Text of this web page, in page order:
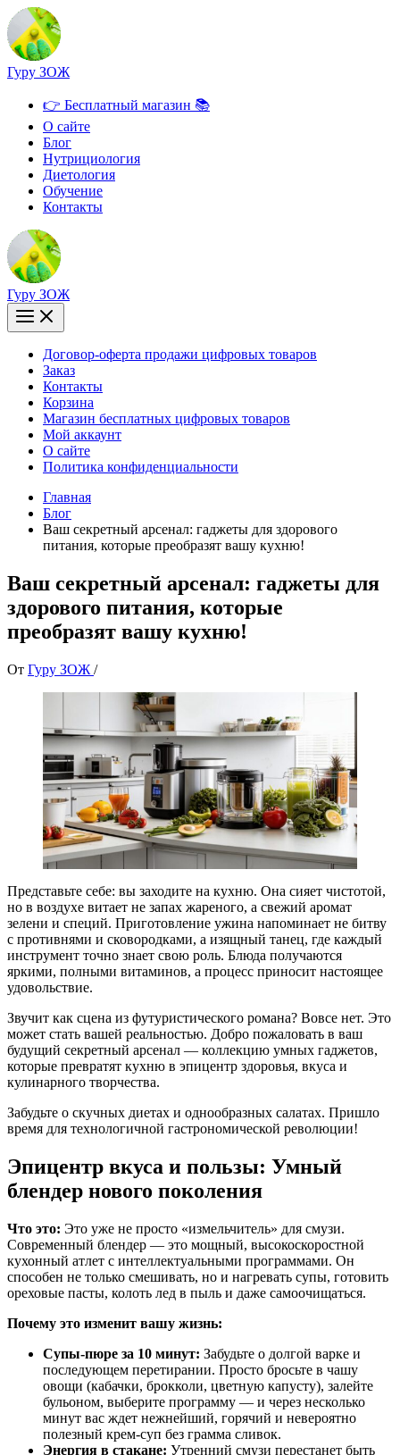
Перейти
к
содержимому
Гуру ЗОЖ
👉 Бесплатный магазин 📚
О сайте
Блог
Нутрициология
Диетология
Обучение
Контакты
Гуру ЗОЖ
Договор-оферта продажи цифровых товаров
Заказ
Контакты
Корзина
Магазин бесплатных цифровых товаров
Мой аккаунт
О сайте
Политика конфиденциальности
Главная
Блог
Ваш секретный арсенал: гаджеты для здорового
питания, которые преобразят вашу кухню!
Ваш секретный арсенал: гаджеты для
здорового питания, которые
преобразят вашу кухню!
От Гуру ЗОЖ /
Представьте себе: вы заходите на кухню. Она сияет чистотой,
но в воздухе витает не запах жареного, а свежий аромат
зелени и специй. Приготовление ужина напоминает не битву
с противнями и сковородками, а изящный танец, где каждый
инструмент точно знает свою роль. Блюда получаются
яркими, полными витаминов, а процесс приносит настоящее
удовольствие.
Звучит как сцена из футуристического романа? Вовсе нет. Это
может стать вашей реальностью. Добро пожаловать в ваш
будущий секретный арсенал — коллекцию умных гаджетов,
которые превратят кухню в эпицентр здоровья, вкуса и
кулинарного творчества.
Забудьте о скучных диетах и однообразных салатах. Пришло
время для технологичной гастрономической революции!
Эпицентр вкуса и пользы: Умный
блендер нового поколения
Что это: Это уже не просто «измельчитель» для смузи.
Современный блендер — это мощный, высокоскоростной
кухонный атлет с интеллектуальными программами. Он
способен не только смешивать, но и нагревать супы, готовить
ореховые пасты, колоть лед в пыль и даже самоочищаться.
Почему это изменит вашу жизнь:
Супы-пюре за 10 минут: Забудьте о долгой варке и
последующем перетирании. Просто бросьте в чашу
овощи (кабачки, брокколи, цветную капусту), залейте
бульоном, выберите программу — и через несколько
минут вас ждет нежнейший, горячий и невероятно
полезный крем-суп без грамма сливок.
Энергия в стакане: Утренний смузи перестанет быть